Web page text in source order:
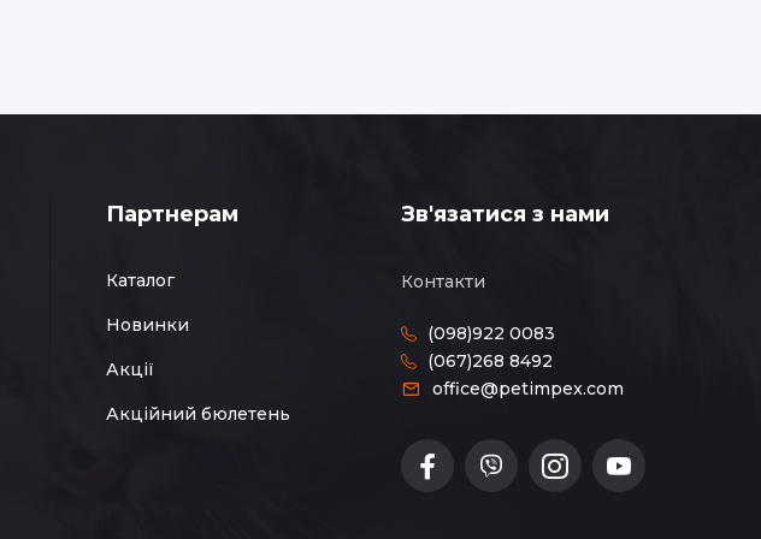
Партнерам
Каталог
Новинки
Акції
Акційний бюлетень
Зв'язатися з нами
Контакти
(098)922 0083
(067)268 8492
office@petimpex.com